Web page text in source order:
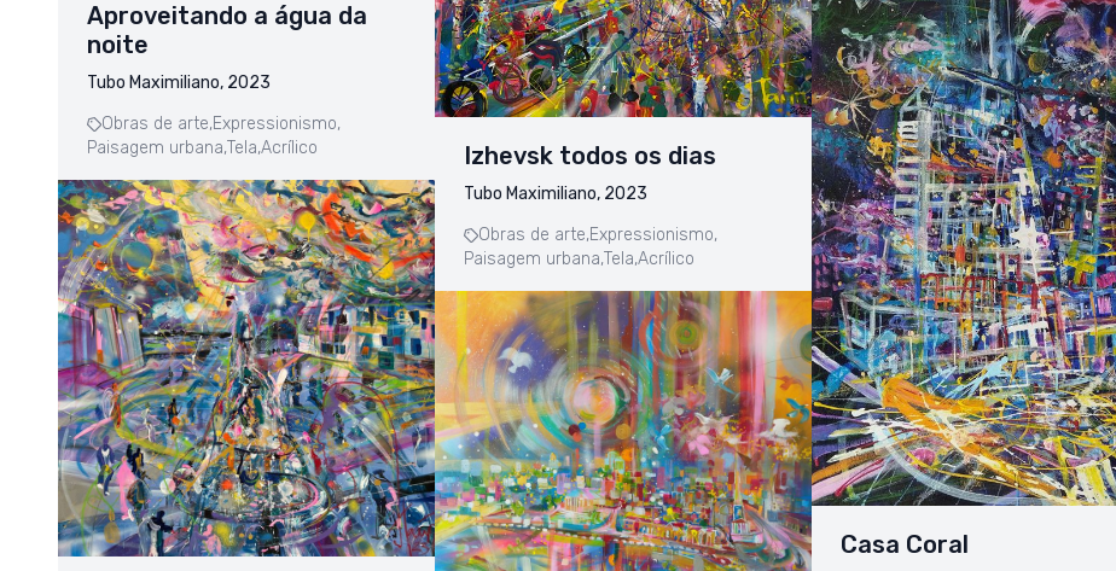
Aproveitando a água da
noite
Tubo Maximiliano, 2023
Obras de arte,Expressionismo,
Paisagem urbana,Tela,Acrílico Izhevsk todos os dias
Tubo Maximiliano, 2023
Obras de arte,Expressionismo,
Paisagem urbana,Tela,Acrílico
Casa Coral